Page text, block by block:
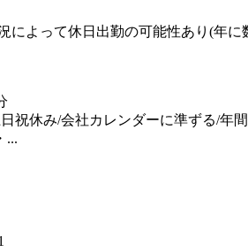
によって休日出勤の可能性あり(年に
祝休み/会社カレンダーに準ずる/年間
...